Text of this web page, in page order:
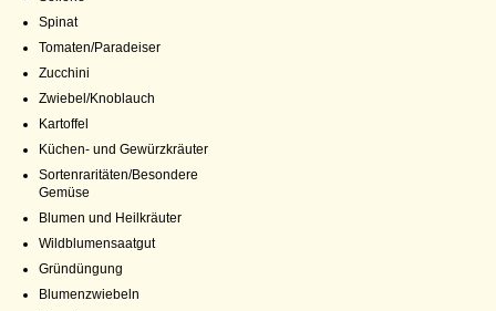
Spinat
Tomaten/Paradeiser
Zucchini
Zwiebel/Knoblauch
Kartoffel
Küchen- und Gewürzkräuter
Sortenraritäten/Besondere
Gemüse
Blumen und Heilkräuter
Wildblumensaatgut
Gründüngung
Blumenzwiebeln